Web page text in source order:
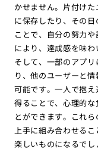
かせません。片付け
に保存したり、その
ことで、自分の努力
により、達成感を味わ
そして、一部のアプ
り、他のユーザーと
可能です。一人で抱
得ることで、心理的
とができます。これ
上手に組み合わせる
楽しいものになるでし